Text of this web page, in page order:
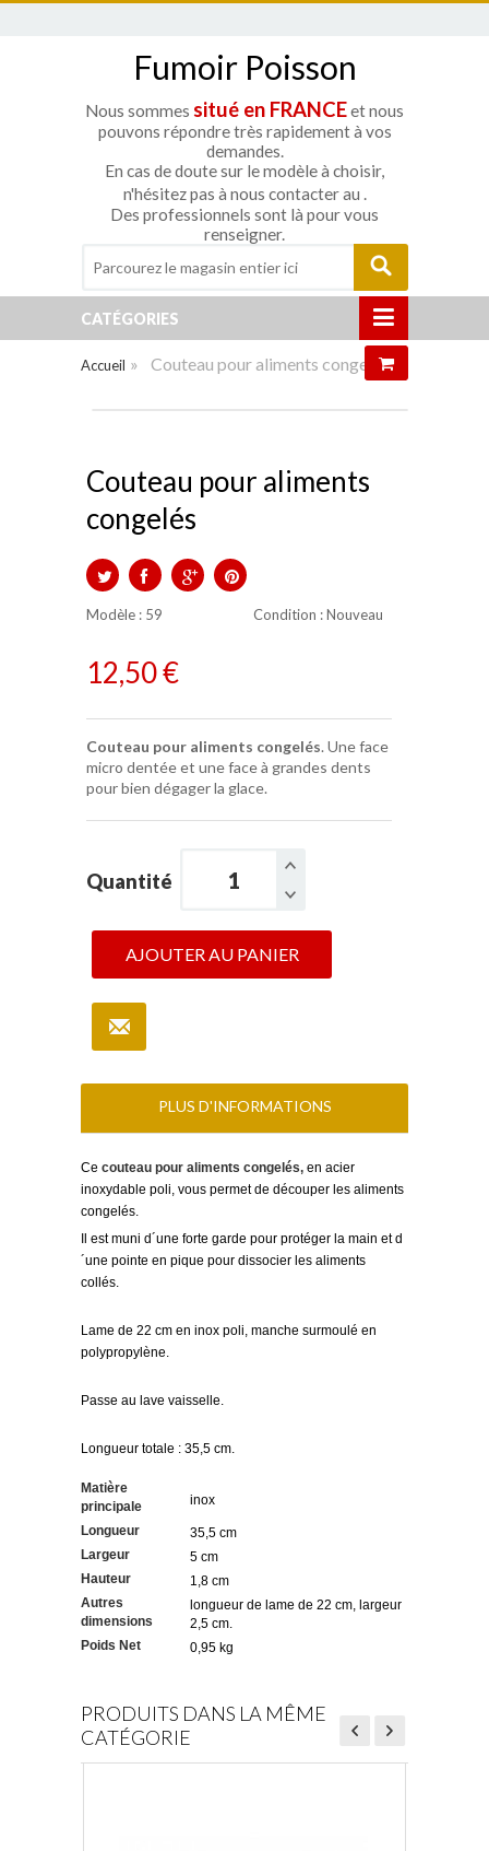
Fumoir Poisson
Nous sommes situé en FRANCEet nous
pouvons répondre très rapidement à vos
demandes.
En cas de doute sur le modèle à choisir,
n'hésitez pas à nous contacter au .
Des professionnels sont là pour vous
renseigner.
CATÉGORIES
Accueil » Couteau pour aliments congelés
Agrandir
Couteau pour aliments
congelés
Modèle : 59 Condition : Nouveau
12,50 €
Couteau pour aliments congelés. Une face
micro dentée et une face à grandes dents
pour bien dégager la glace.
Quantité
AJOUTER AU PANIER
PLUS D'INFORMATIONS
Ce couteau pour aliments congelés, en acier
inoxydable poli, vous permet de découper les aliments
congelés.
Il est muni d´une forte garde pour protéger la main et d
´une pointe en pique pour dissocier les aliments
collés.
Lame de 22 cm en inox poli, manche surmoulé en
polypropylène.
Passe au lave vaisselle.
Longueur totale : 35,5 cm.
Matière
principale
inox
Longueur
35,5 cm
Largeur
5 cm
Hauteur
1,8 cm
Autres
dimensions
longueur de lame de 22 cm, largeur
2,5 cm.
Poids Net
0,95 kg
PRODUITS DANS LA MÊME
CATÉGORIE